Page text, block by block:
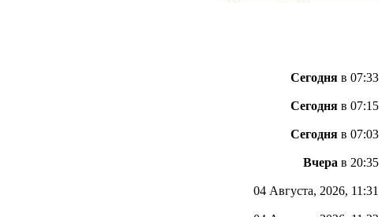
Сегодня в 07:33
Сегодня в 07:15
Сегодня в 07:03
Вчера в 20:35
04 Августа, 2026, 11:31